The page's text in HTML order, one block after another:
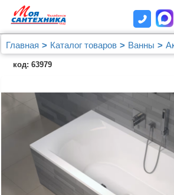
Главная Каталог товаров Ванны
Акриловая ванна Riho Lima 160x70
код: 63979